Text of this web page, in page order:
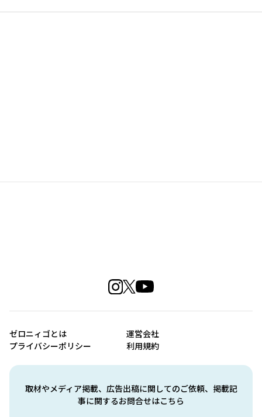
取材やメディア掲載、広告出稿に関してのご依頼、掲載記
事に関するお問合せはこちら
ゼロニィゴとは
運営会社
プライバシーポリシー
利用規約